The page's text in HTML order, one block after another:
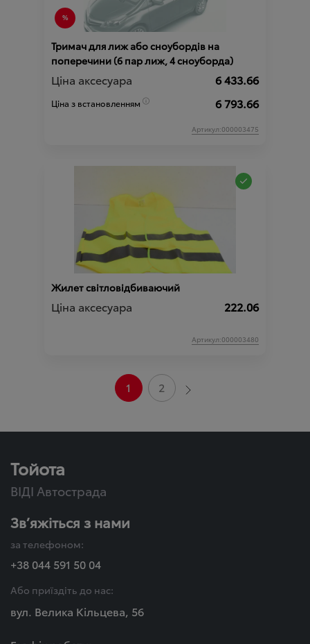
Тримач для лиж або сноубордів на
поперечини (6 пар лиж, 4 сноуборда)
Ціна аксесуара 6 433.66
Ціна з встановленням 6 793.66
Артикул:000003475
Жилет світловідбиваючий
Ціна аксесуара 222.06
Артикул:000003480
1 2
Тойота
ВІДІ Автострада
Зв’яжіться з нами
за телефоном:
+38 044 591 50 04
Або приїздіть до нас:
вул. Велика Кільцева, 56